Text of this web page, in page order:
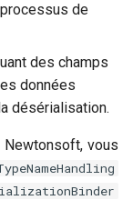
de
des champs
données
désérialisation.
vous